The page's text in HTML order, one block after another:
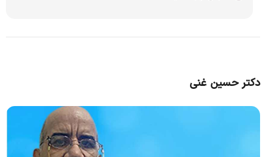
دکتر حسین غنی